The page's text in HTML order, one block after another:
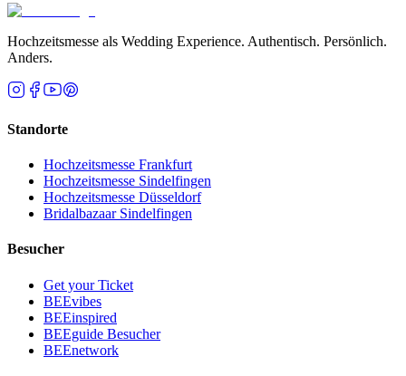
Hochzeitsmesse als Wedding Experience. Authentisch. Persönlich.
Anders.
Standorte
Hochzeitsmesse Frankfurt
Hochzeitsmesse Sindelfingen
Hochzeitsmesse Düsseldorf
Bridalbazaar Sindelfingen
Besucher
Get your Ticket
BEEvibes
BEEinspired
BEEguide Besucher
BEEnetwork